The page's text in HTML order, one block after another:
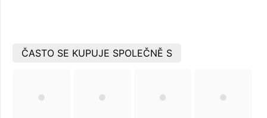
ČASTO SE KUPUJE SPOLEČNĚ S